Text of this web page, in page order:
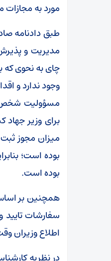
مورد به
طبق دادنامه
مدیریت و
چای به نحوی که
وجود ندارد و
مسؤولیت شخص
برای وزیر
میزان مجوز
بوده است؛
بوده است.
همچنین بر
سفارشات
اطلاع وزیران
در نظریه